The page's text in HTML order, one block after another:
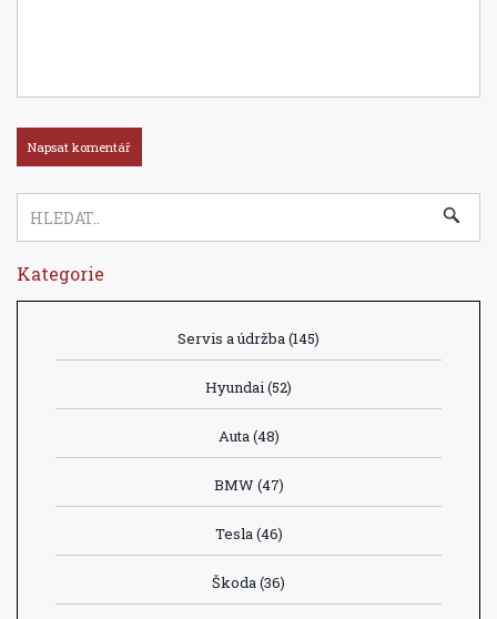
Kategorie
Servis a údržba (145)
Hyundai (52)
Auta (48)
BMW (47)
Tesla (46)
Škoda (36)